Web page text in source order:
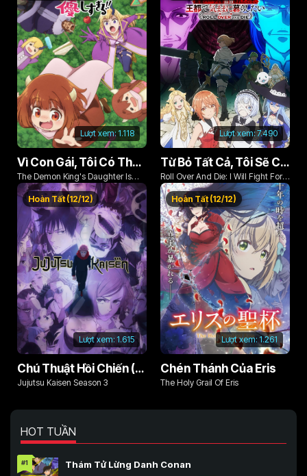
Lượt xem: 1.118
Vì Con Gái, Tôi Có Thể Đánh Bại Cả Ma Vương
The Demon King's Daughter Is
Too Kind!!
Lượt xem:7.490
Từ Bỏ Tất Cả, Tôi Sẽ Chiến Đấu Cho Một Cuộc Sống Bình Thường Với Tình Yêu Của Đời Mình Và Chiếc Thanh Kiếm Bị Nguyền Rủa!
Roll Over And Die: I Will Fight For
An Ordinary Life With My Love And
Cursed Sword!
Lượt xem: 1.615
Hoàn Tất (12/12)
Chú Thuật Hồi Chiến (Phần 3)
Jujutsu Kaisen Season 3
Lượt xem: 1.261
Hoàn Tất (12/12)
Chén Thánh Của Eris
The Holy Grail Of Eris
HOT TUẦN
#1 Thám Tử Lừng Danh Conan